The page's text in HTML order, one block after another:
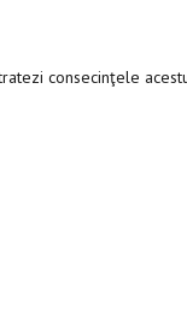
consecinţele